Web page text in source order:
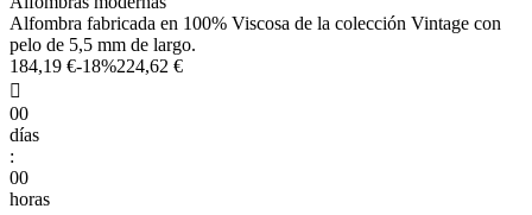
Alfombra fabricada en 100% Viscosa de la colección Vintage con
pelo de 5,5 mm de largo.
184,19 €-18%224,62 €

00
días
:
00
horas